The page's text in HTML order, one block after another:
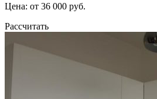
Цена: от 36 000 руб.
Рассчитать